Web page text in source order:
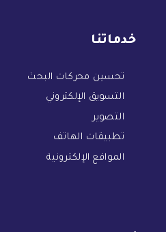
خدماتنا
تحسين محركات البحث
التسويق الإلكتروني
التصوير
تطبيقات الهاتف
المواقع الإلكترونية